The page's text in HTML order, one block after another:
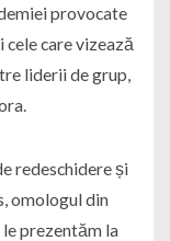
provocate
cele care vizează
liderii de grup,
redeschidere și
omologul din
le prezentăm la